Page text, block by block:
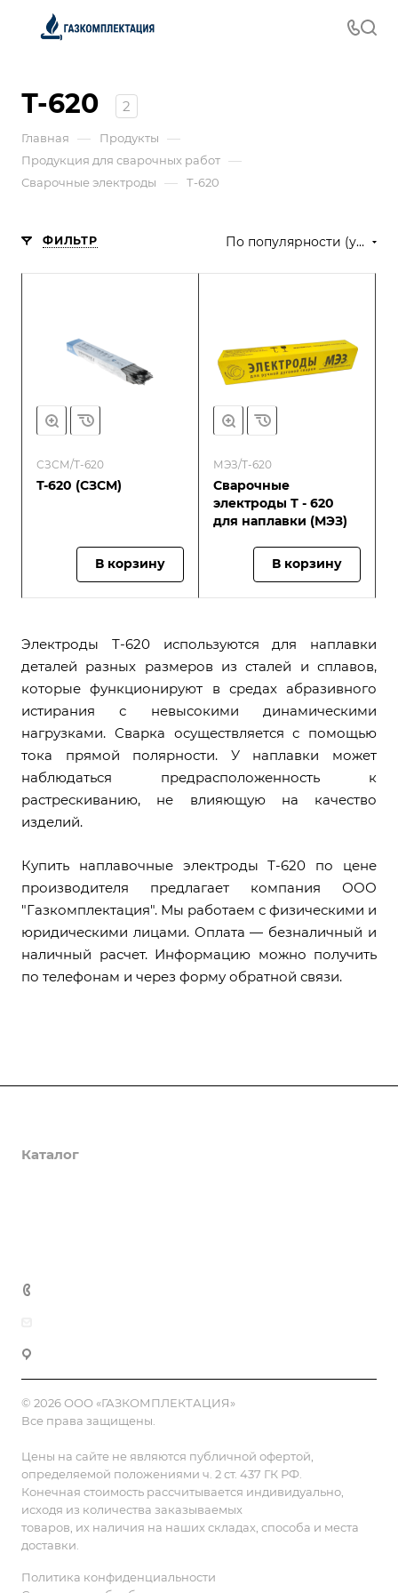
Т-620 2
Главная — Продукты —
Продукция для сварочных работ —
Сварочные электроды — Т-620
ФИЛЬТР По популярности (убывание)
СЗСМ/Т-620
Т-620 (СЗСМ)
В корзину
МЭЗ/Т-620
Сварочные
электроды Т - 620
для наплавки (МЭЗ)
В корзину
Электроды Т-620 используются для наплавки
деталей разных размеров из сталей и сплавов,
которые функционируют в средах абразивного
истирания с невысокими динамическими
нагрузками. Сварка осуществляется с помощью
тока прямой полярности. У наплавки может
наблюдаться предрасположенность к
растрескиванию, не влияющую на качество
изделий.
Купить наплавочные электроды Т-620 по цене
производителя предлагает компания ООО
"Газкомплектация". Мы работаем с физическими и
юридическими лицами. Оплата — безналичный и
наличный расчет. Информацию можно получить
по телефонам и через форму обратной связи.
Каталог
© 2026 ООО «ГАЗКОМПЛЕКТАЦИЯ»
Все права защищены.
Цены на сайте не являются публичной офертой,
определяемой положениями ч. 2 ст. 437 ГК РФ.
Конечная стоимость рассчитывается индивидуально,
исходя из количества заказываемых
товаров, их наличия на наших складах, способа и места
доставки.
Политика конфиденциальности